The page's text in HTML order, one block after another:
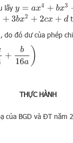
lấyy=ax 4+bx 3+cx2+
x2 +2cx+ d
, do đó dư của phép
THỰC HÀNH
của BGD và ĐT năm